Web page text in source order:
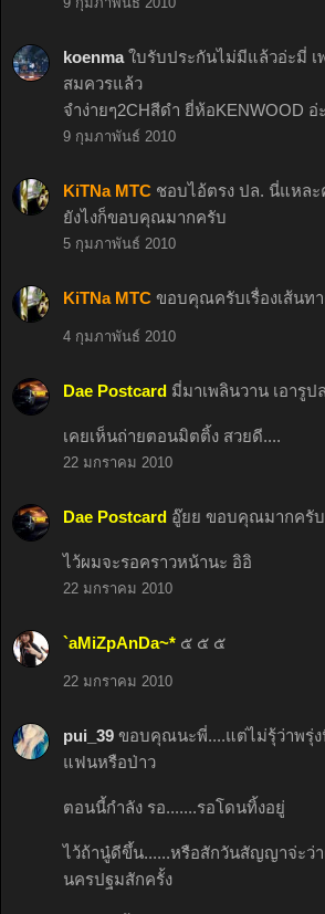
koenma ใบรับประกันไม่มีแล้วอ่ะมี่ เ
สมควรแล้ว
จำง่ายๆ2CHสีดำ ยี่ห้อKENWOOD อ่ะ
9 กุมภาพันธ์ 2010
KiTNa MTC ชอบไอ้ตรง ปล. นี่แหละ
ยังไงก็ขอบคุณมากครับ
5 กุมภาพันธ์ 2010
KiTNa MTC ขอบคุณครับเรื่องเส้นทา
4 กุมภาพันธ์ 2010
Dae Postcard มี่มาเพลินวาน เอารูป
เคยเห็นถ่ายตอนมิตติ้ง สวยดี....
22 มกราคม 2010
Dae Postcard อู๊ยย ขอบคุณมากครั
ไว้ผมจะรอคราวหน้านะ อิอิ
22 มกราคม 2010
`aMiZpAnDa~* ๕ ๕ ๕
22 มกราคม 2010
pui_39 ขอบคุณนะพี่....แต่ไม่รุ้ว่าพรุ่
แฟนหรือป่าว
ตอนนี้กำลัง รอ.......รอโดนทิ้งอยู่
ไว้ถ้านู๋ดีขึ้น......หรือสักวันสัญญาจ่ะว่
นครปฐมสักครั้ง